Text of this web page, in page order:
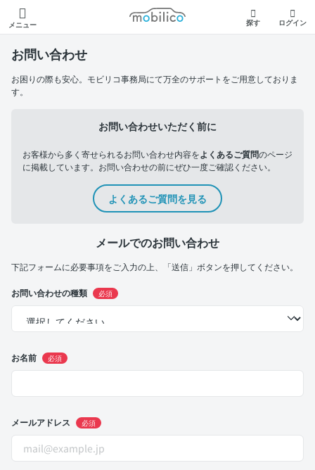
メニュー
モビリコ
探す ログイン
お問い合わせ
お困りの際も安心。モビリコ事務局にて万全のサポートをご用意しておりま
す。
お問い合わせいただく前に
お客様から多く寄せられるお問い合わせ内容をよくあるご質問のページ
に掲載しています。お問い合わせの前にぜひ一度ご確認ください。
よくあるご質問を見る
メールでのお問い合わせ
下記フォームに必要事項をご入力の上、「送信」ボタンを押してください。
お問い合わせの種類 必須
お名前 必須
メールアドレス 必須